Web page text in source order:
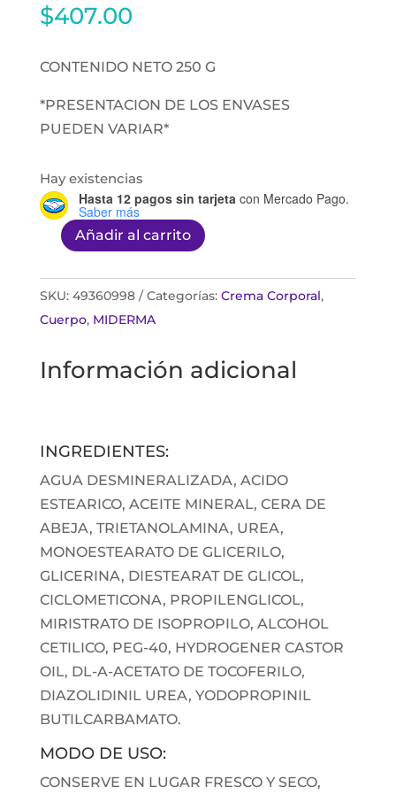
$407.00
CONTENIDO NETO 250 G
*PRESENTACION DE LOS ENVASES
PUEDEN VARIAR*
Hay existencias
Hasta 12 pagos sin tarjeta con Mercado Pago.
Saber más
Miderma
10
crema
cantidad
Añadir al carrito
SKU: 49360998 Categorías: Crema Corporal,
Cuerpo, MIDERMA
Información adicional
INGREDIENTES:
AGUA DESMINERALIZADA, ACIDO
ESTEARICO, ACEITE MINERAL, CERA DE
ABEJA, TRIETANOLAMINA, UREA,
MONOESTEARATO DE GLICERILO,
GLICERINA, DIESTEARAT DE GLICOL,
CICLOMETICONA, PROPILENGLICOL,
MIRISTRATO DE ISOPROPILO, ALCOHOL
CETILICO, PEG-40, HYDROGENER CASTOR
OIL, DL-A-ACETATO DE TOCOFERILO,
DIAZOLIDINIL UREA, YODOPROPINIL
BUTILCARBAMATO.
MODO DE USO:
CONSERVE EN LUGAR FRESCO Y SECO,